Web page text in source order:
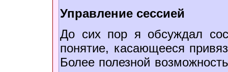
Управление сессией
До сих пор я обсуждал
понятие, касающееся
Более полезной